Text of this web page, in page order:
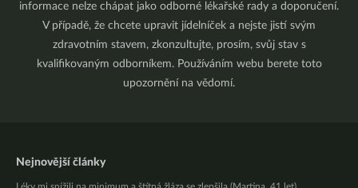
informace nelze chápat jako odborné lékařské rady a doporučení.
V případě, že chcete upravit jídelníček a nejste jistí svým
zdravotním stavem, zkonzultujte, prosím, svůj stav s
kvalifikovaným odborníkem. Používáním webu berete toto
upozornění na vědomí.
Nejnovější články